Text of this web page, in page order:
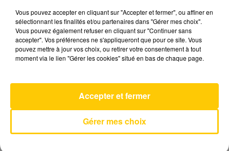
MARVIN GAYE
Vous pouvez accepter en cliquant sur "Accepter et fermer", ou affiner en
sélectionnant les finalités et/ou partenaires dans "Gérer mes choix".
Vous pouvez également refuser en cliquant sur "Continuer sans
accepter". Vos préférences ne s'appliqueront que pour ce site. Vous
pouvez mettre à jour vos choix, ou retirer votre consentement à tout
moment via le lien "Gérer les cookies" situé en bas de chaque page.
Gérer mes choix
Accepter et fermer